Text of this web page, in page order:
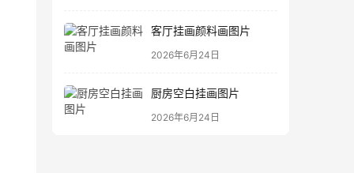
客厅挂画颜料画图片
2026年6月24日
厨房空白挂画图片
2026年6月24日